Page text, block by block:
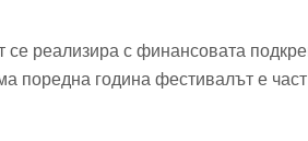
се реализира с финансовата
поредна година фестивалът е